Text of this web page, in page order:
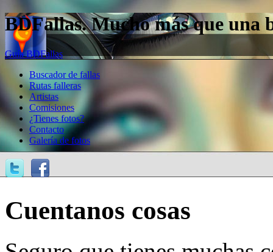
BDFallas. Mucho más que una
Guía BDFallas
Buscador de fallas
Rutas falleras
Artistas
Comisiones
¿Tienes fotos?
Contacto
Galería de fotos
Cuentanos cosas